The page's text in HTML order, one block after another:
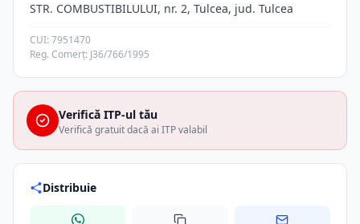
STR. COMBUSTIBILULUI, nr. 2, Tulcea, jud. Tulcea
CUI: 7951470
Reg. Comerț: J36/766/1995
Verifică ITP-ul tău
Verifică gratuit dacă ai ITP valabil
Distribuie